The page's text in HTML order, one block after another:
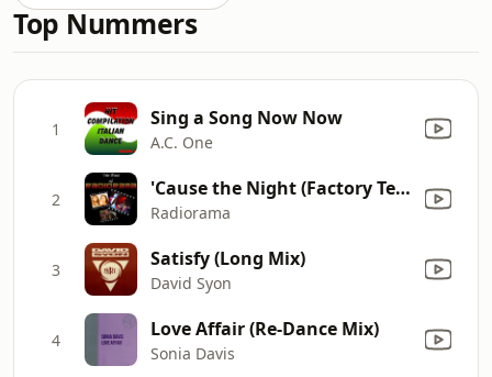
Top Nummers
1 Sing a Song Now Now
A.C. One
2 'Cause the Night (Factory Team Mix)
Radiorama
3 Satisfy (Long Mix)
David Syon
4 Love Affair (Re-Dance Mix)
Sonia Davis